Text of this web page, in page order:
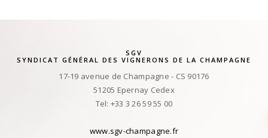
SGV
SYNDICAT GÉNÉRAL DES VIGNERONS DE LA CHAMPAGNE
17-19 avenue de Champagne - CS 90176
51205 Epernay Cedex
Tel: +33 3 26 59 55 00
www.sgv-champagne.fr